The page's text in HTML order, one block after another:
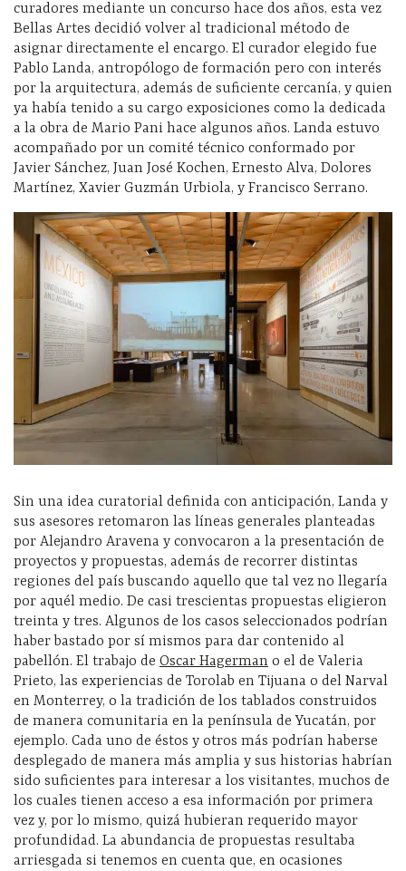
curadores mediante un concurso hace dos años, esta vez
Bellas Artes decidió volver al tradicional método de
asignar directamente el encargo. El curador elegido fue
Pablo Landa, antropólogo de formación pero con interés
por la arquitectura, además de suficiente cercanía, y quien
ya había tenido a su cargo exposiciones como la dedicada
a la obra de Mario Pani hace algunos años. Landa estuvo
acompañado por un comité técnico conformado por
Javier Sánchez, Juan José Kochen, Ernesto Alva, Dolores
Martínez, Xavier Guzmán Urbiola, y Francisco Serrano.
Sin una idea curatorial definida con anticipación, Landa y
sus asesores retomaron las líneas generales planteadas
por Alejandro Aravena y convocaron a la presentación de
proyectos y propuestas, además de recorrer distintas
regiones del país buscando aquello que tal vez no llegaría
por aquél medio. De casi trescientas propuestas eligieron
treinta y tres. Algunos de los casos seleccionados podrían
haber bastado por sí mismos para dar contenido al
pabellón. El trabajo de Oscar Hagerman o el de Valeria
Prieto, las experiencias de Torolab en Tijuana o del Narval
en Monterrey, o la tradición de los tablados construidos
de manera comunitaria en la península de Yucatán, por
ejemplo. Cada uno de éstos y otros más podrían haberse
desplegado de manera más amplia y sus historias habrían
sido suficientes para interesar a los visitantes, muchos de
los cuales tienen acceso a esa información por primera
vez y, por lo mismo, quizá hubieran requerido mayor
profundidad. La abundancia de propuestas resultaba
arriesgada si tenemos en cuenta que, en ocasiones